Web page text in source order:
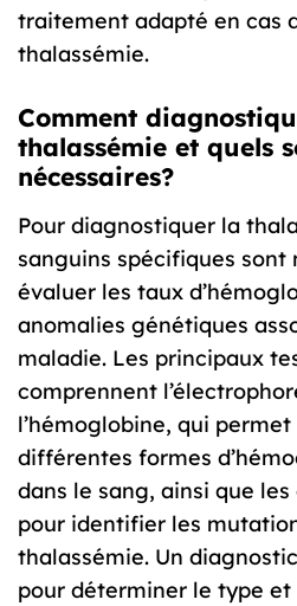
traitement adapté en cas
thalassémie.
Comment
thalassémie et quels
nécessaires?
Pour diagnostiquer la
sanguins spécifiques sont
évaluer les taux
anomalies génétiques
maladie. Les principaux
comprennent
l’hémoglobine, qui
différentes formes
dans le sang, ainsi que
pour identifier les
thalassémie. Un
pour déterminer le type